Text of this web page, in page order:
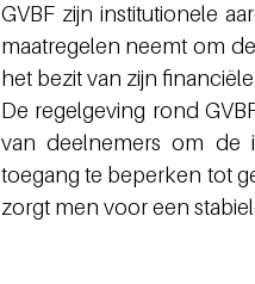
GVBF zijn institutionele
maatregelen neemt om
het bezit van zijn
De regelgeving rond
van deelnemers om de
toegang te beperken tot
zorgt men voor een